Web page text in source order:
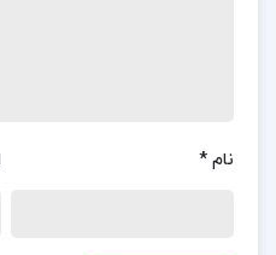
نام *